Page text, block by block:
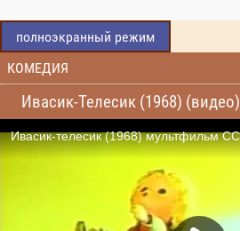
полноэкранный режим
КОМЕДИЯ
Ивасик-Телесик (1968) (видео)